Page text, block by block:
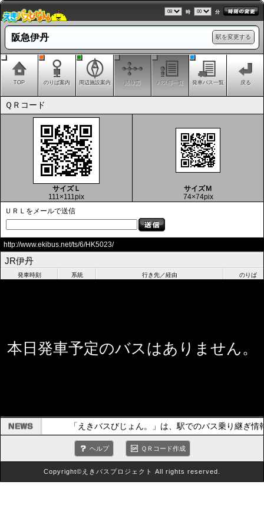
時 分
駅を変更する
阪急伊丹
TOP のりば案内 周辺施設案内 路線図 バス停一覧 発車バス一覧 戻る
ＱＲコード
サイズＬ
111×111pix
サイズＭ
74×74pix
ＵＲＬをメールで送信
http://www.ekibus.net/ts/6/HK5023/
JR伊丹
発車時刻 系統 行き先／経由 のりば
本日発車予定のバスはありません。
「えきバスびじょん。」は、駅でのバス乗り継ぎ
ヘルプ ＱＲコード作成
Copyright©えきバスプロジェクト All rights reserved.